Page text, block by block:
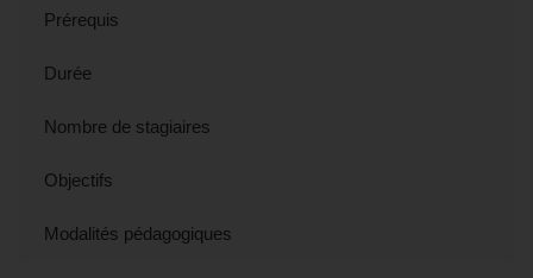
Prérequis
Durée
Nombre de stagiaires
Objectifs
Modalités pédagogiques